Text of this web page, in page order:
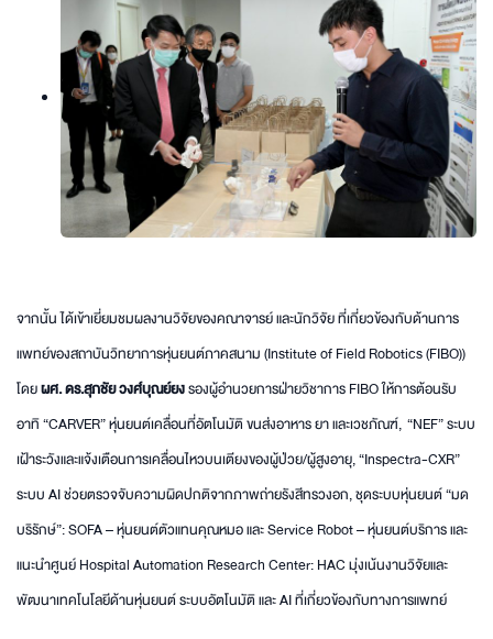
จากนั้น ได้เข้าเยี่ยมชมผลงานวิจัยของคณาจารย์ และนักวิจัย ที่เกี่ยวข้องกับด้านการ
แพทย์ของสถาบันวิทยาการหุ่นยนต์ภาคสนาม (Institute of Field Robotics (FIBO))
โดยผศ. ดร.สุภชัย วงศ์บุณย์ยงรองผู้อำนวยการฝ่ายวิชาการ FIBO ให้การต้อนรับ
อาทิ “CARVER” หุ่นยนต์เคลื่อนที่อัตโนมัติ ขนส่งอาหาร ยา และเวชภัณฑ์, “NEF” ระบบ
เฝ้าระวังและแจ้งเตือนการเคลื่อนไหวบนเตียงของผู้ป่วย/ผู้สูงอายุ, “Inspectra-CXR”
ระบบ AI ช่วยตรวจจับความผิดปกติจากภาพถ่ายรังสีทรวงอก, ชุดระบบหุ่นยนต์ “มด
บริรักษ์”: SOFA – หุ่นยนต์ตัวแทนคุณหมอ และ Service Robot – หุ่นยนต์บริการ และ
แนะนำศูนย์ Hospital Automation Research Center: HAC มุ่งเน้นงานวิจัยและ
พัฒนาเทคโนโลยีด้านหุ่นยนต์ ระบบอัตโนมัติ และ AI ที่เกี่ยวข้องกับทางการแพทย์